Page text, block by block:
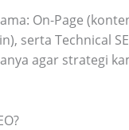
On-Page
serta Technical
agar strategi